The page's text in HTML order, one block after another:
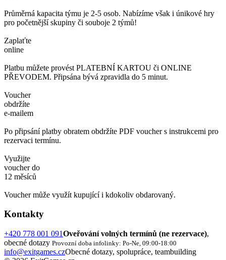
Průměrná kapacita týmu je 2-5 osob. Nabízíme však i únikové hry
pro početnější skupiny či souboje 2 týmů!
Zaplaťte
online
Platbu můžete provést PLATEBNÍ KARTOU či ONLINE
PŘEVODEM. Připsána bývá zpravidla do 5 minut.
Voucher
obdržíte
e-mailem
Po připsání platby obratem obdržíte PDF voucher s instrukcemi pro
rezervaci termínu.
Využijte
voucher do
12 měsíců
Voucher může využít kupující i kdokoliv obdarovaný.
Kontakty
+420 778 001 091Oveřování volných termínů (ne rezervace),
obecné dotazy Provozní doba infolinky: Po-Ne, 09:00-18:00
info@exitgames.czObecné dotazy, spolupráce, teambuilding